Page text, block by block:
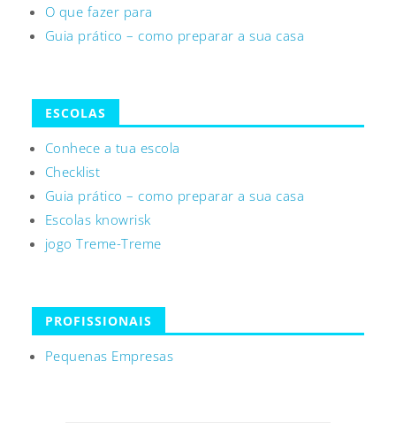
O que fazer para
Guia prático – como preparar a sua casa
ESCOLAS
Conhece a tua escola
Checklist
Guia prático – como preparar a sua casa
Escolas knowrisk
jogo Treme-Treme
PROFISSIONAIS
Pequenas Empresas